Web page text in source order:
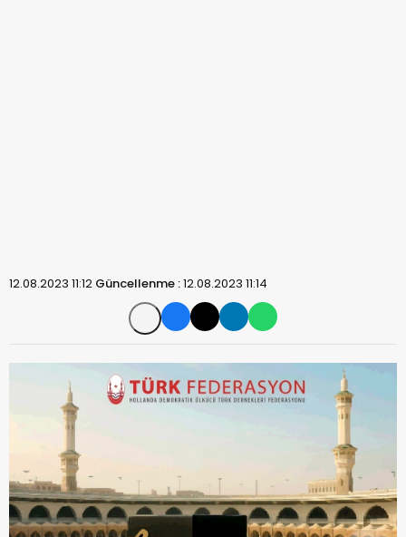
12.08.2023 11:12 Güncellenme :12.08.2023 11:14